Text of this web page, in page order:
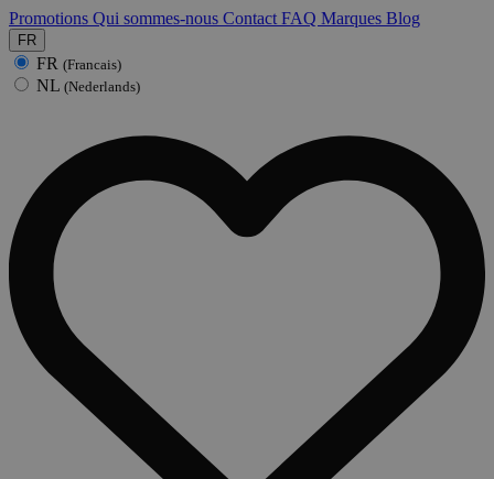
Promotions Qui sommes-nous Contact FAQ Marques Blog
FR
FR (Francais)
NL (Nederlands)